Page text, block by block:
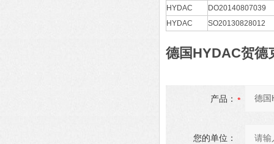
HYDAC
DO20140807039
HYDAC
SO20130828012
德国HYDAC贺德
产品：
您的单位：